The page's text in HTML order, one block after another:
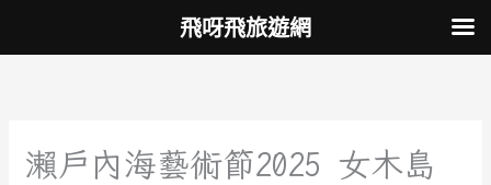
瀨戶內海藝術節2025 女木島
飛呀飛旅遊網